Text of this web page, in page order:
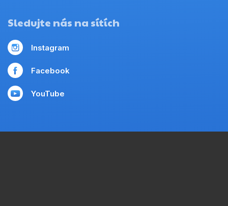
Sledujte nás na sítích
Instagram
Facebook
YouTube